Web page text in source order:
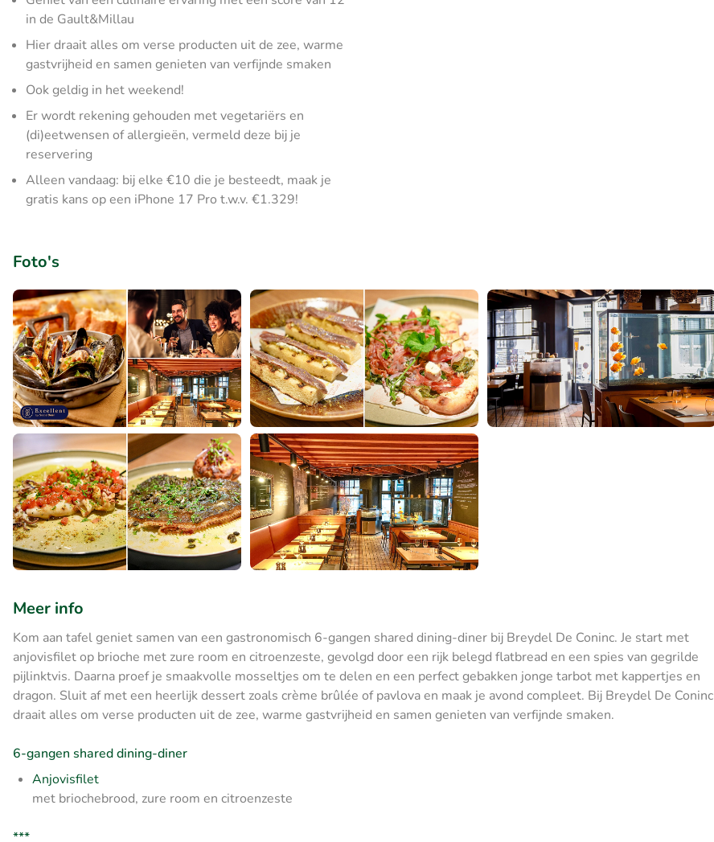
in de Gault&Millau
Hier draait alles om verse producten uit de zee, warme
gastvrijheid en samen genieten van verfijnde smaken
Ook geldig in het weekend!
Er wordt rekening gehouden met vegetariërs en
(di)eetwensen of allergieën, vermeld deze bij je
reservering
Alleen vandaag: bij elke €10 die je besteedt, maak je
gratis kans op een iPhone 17 Pro t.w.v. €1.329!
Foto's
Meer info
Kom aan tafel geniet samen van een gastronomisch 6-gangen shared dining-diner bij Breydel De Coninc. Je start met
anjovisfilet op brioche met zure room en citroenzeste, gevolgd door een rijk belegd flatbread en een spies van gegrilde
pijlinktvis. Daarna proef je smaakvolle mosseltjes om te delen en een perfect gebakken jonge tarbot met kappertjes en
dragon. Sluit af met een heerlijk dessert zoals crème brûlée of pavlova en maak je avond compleet. Bij Breydel De Coninc
draait alles om verse producten uit de zee, warme gastvrijheid en samen genieten van verfijnde smaken.
6-gangen shared dining-diner
Anjovisfilet
met briochebrood, zure room en citroenzeste
***